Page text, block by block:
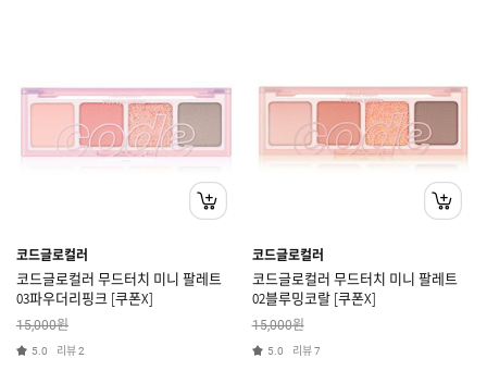
코드글로컬러
코드글로컬러 무드터치 미니 팔레트
03파우더리핑크 [쿠폰X]
15,000원
5.0 리뷰2
코드글로컬러
코드글로컬러 무드터치 미니 팔레트
02블루밍코랄 [쿠폰X]
15,000원
5.0 리뷰7